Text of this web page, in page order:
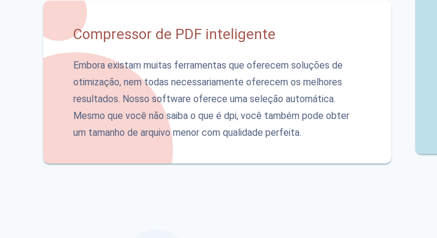
Compressor de PDF inteligente
Embora existam muitas ferramentas que oferecem soluções de
otimização, nem todas necessariamente oferecem os melhores
resultados. Nosso software oferece uma seleção automática.
Mesmo que você não saiba o que é dpi, você também pode obter
um tamanho de arquivo menor com qualidade perfeita.